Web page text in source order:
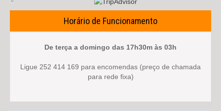
Horário de Funcionamento
De terça a domingo das 17h30m às 03h
Ligue 252 414 169 para encomendas (preço de chamada
para rede fixa)